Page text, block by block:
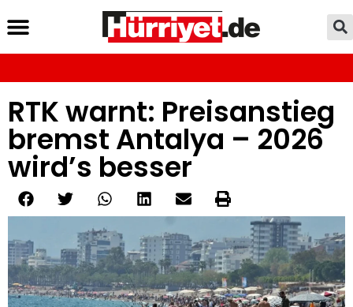
RTK warnt: Preisanstieg
bremst Antalya – 2026
wird’s besser